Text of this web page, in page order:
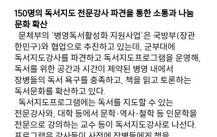
150명의 독서지도 전문강사 파견을 통한 소통과 나눔
문화 확산
문체부의 ‘병영독서활성화 지원사업’은 국방부(장관
한민구)와 협업으로 추진하고 있는데, 군부대에
독서지도강사를 파견하고 독서지도프로그램을 운영해,
독서를 위한 공간과 시간이 제약된 병영 내에서
장병들의 독서 욕구를 충족하고, 책을 읽고 토론하는
독서문화를 확산하고 있다.
독서지도프로그램에는 독서를 지도할 수 있는
전문강사와, 대학 등에서 문학·역사·철학 등 인문학을
전문으로 강의하는 교수 등이 독서지도강사로 나선다.